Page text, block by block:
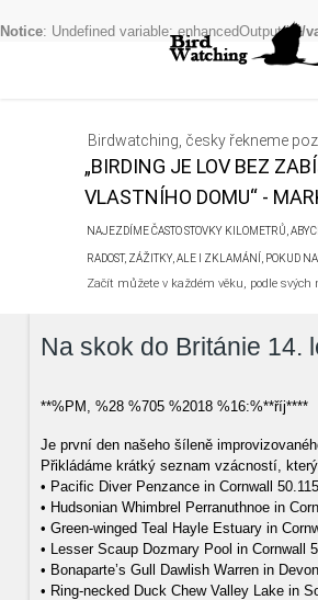
Notice: Undefined variable: enhancedOutput in/
Birdwatching, česky řekneme
„BIRDING JE LOV BEZ
VLASTNÍHO DOMU“ -
NAJEZDÍME ČASTO STOVKY KILOMETRŮ,
RADOST, ZÁŽITKY, ALE I ZKLAMÁNÍ, POKUD
Začít můžete v každém věku, podle
Na skok do Británie 14.
**%PM, %28 %705 %2018 %16:%**říj****
Je první den našeho šíleně
Přikládáme krátký seznam vzácností,
• Pacific Diver Penzance in Cornwall
• Hudsonian Whimbrel Perranuthnoe in
• Green-winged Teal Hayle Estuary in
• Lesser Scaup Dozmary Pool in Cornwall
• Bonaparte’s Gull Dawlish Warren in
• Ring-necked Duck Chew Valley Lake in